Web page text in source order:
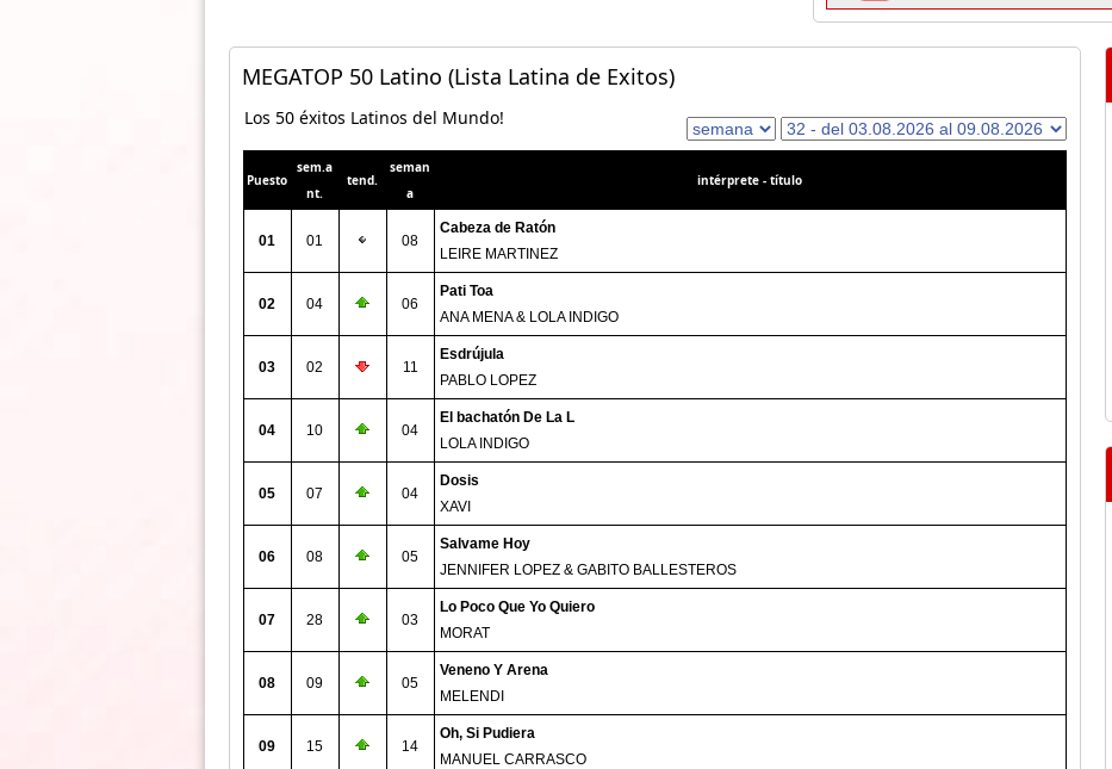
MEGATOP 50 Latino (Lista Latina de Exitos)
Los 50 éxitos Latinos del Mundo!
Puesto
sem.a
nt.
tend.
seman
a
intérprete - título
01 01 08
Cabeza de Ratón
LEIRE MARTINEZ
02 04 06
Pati Toa
ANA MENA & LOLA INDIGO
03 02 11
Esdrújula
PABLO LOPEZ
04 10 04
El bachatón De La L
LOLA INDIGO
05 07 04
Dosis
XAVI
06 08 05
Salvame Hoy
JENNIFER LOPEZ & GABITO BALLESTEROS
07 28 03
Lo Poco Que Yo Quiero
MORAT
08 09 05
Veneno Y Arena
MELENDI
09 15 14
Oh, Si Pudiera
MANUEL CARRASCO